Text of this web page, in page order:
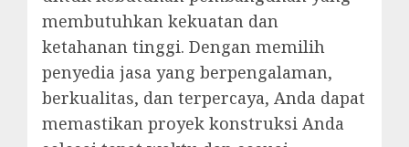
membutuhkan kekuatan dan
ketahanan tinggi. Dengan memilih
penyedia jasa yang berpengalaman,
berkualitas, dan terpercaya, Anda dapat
memastikan proyek konstruksi Anda